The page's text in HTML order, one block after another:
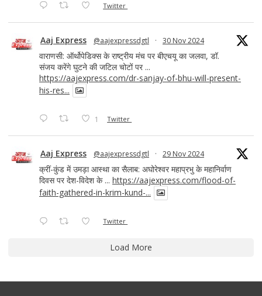
Twitter
Aaj Express @aajexpressdgtl · 30 Nov 2024
वाराणसी: ऑर्थोपेडिक्स के राष्ट्रीय मंच पर बीएचयू का जलवा, डॉ.
संजय करेंगे घुटने की जटिल चोटों पर ...
https://aajexpress.com/dr-sanjay-of-bhu-will-present-
his-res...
1 Twitter
Aaj Express @aajexpressdgtl · 29 Nov 2024
क्रीं-कुंड में उमड़ा आस्था का सैलाब: अघोरेश्वर महाप्रभु के महानिर्वाण
दिवस पर देश-विदेश के ... https://aajexpress.com/flood-of-
faith-gathered-in-krim-kund-...
Twitter
Load More